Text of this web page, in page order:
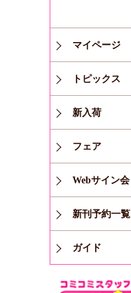
マイページ
トピックス
新入荷
フェア
Webサイン会
新刊予約一覧
ガイド